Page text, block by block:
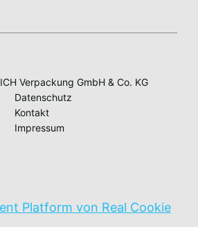
Verpackung GmbH & Co. KG
Datenschutz
Kontakt
Impressum
Platform von Real Cookie